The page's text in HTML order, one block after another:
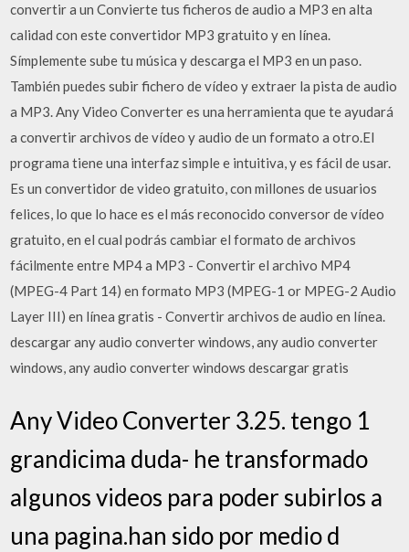
convertir a un Convierte tus ficheros de audio a MP3 en alta
calidad con este convertidor MP3 gratuito y en línea.
Símplemente sube tu música y descarga el MP3 en un paso.
También puedes subir fichero de vídeo y extraer la pista de audio
a MP3. Any Video Converter es una herramienta que te ayudará
a convertir archivos de vídeo y audio de un formato a otro.El
programa tiene una interfaz simple e intuitiva, y es fácil de usar.
Es un convertidor de video gratuito, con millones de usuarios
felices, lo que lo hace es el más reconocido conversor de vídeo
gratuito, en el cual podrás cambiar el formato de archivos
fácilmente entre MP4 a MP3 - Convertir el archivo MP4
(MPEG-4 Part 14) en formato MP3 (MPEG-1 or MPEG-2 Audio
Layer III) en línea gratis - Convertir archivos de audio en línea.
descargar any audio converter windows, any audio converter
windows, any audio converter windows descargar gratis
Any Video Converter 3.25. tengo 1
grandicima duda- he transformado
algunos videos para poder subirlos a
una pagina.han sido por medio d